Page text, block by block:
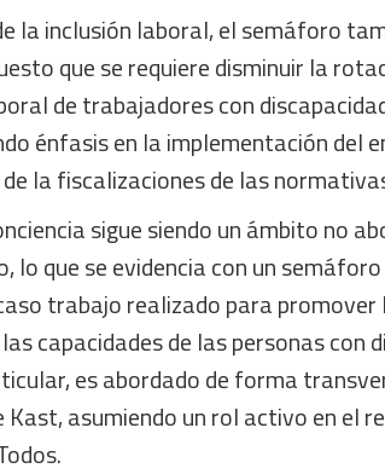
la inclusión laboral, el semáforo
que se requiere disminuir la
de trabajadores con
énfasis en la implementación del
la fiscalizaciones de las
sigue siendo un ámbito no
lo que se evidencia con un
trabajo realizado para promover
capacidades de las personas con
es abordado de forma
Kast, asumiendo un rol activo en el